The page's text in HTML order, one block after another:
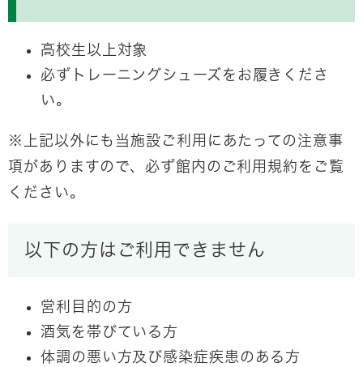
高校生以上対象
必ずトレーニングシューズをお履きくださ
い。
※上記以外にも当施設ご利用にあたっての注意事
項がありますので、必ず館内のご利用規約をご覧
ください。
以下の方はご利用できません
営利目的の方
酒気を帯びている方
体調の悪い方及び感染症疾患のある方